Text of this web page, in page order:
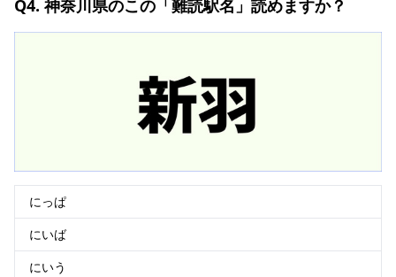
Q4. 神奈川県のこの「難読駅名」読めますか？
にっぱ
にいば
にいう